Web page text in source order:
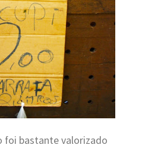
foi bastante valorizado